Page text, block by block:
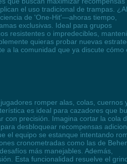
el uso tradicional de trampas.
de 'One-Hit'—ahoras tiempo,
exclusivas. Ideal para grupos
resistentes o impredecibles,
quieras probar nuevas
a la comunidad que ya discute cómo
romper alas, colas, cuernos
es ideal para cazadores que
con precisión. Imagina cortar la cola
desbloquear recompensas
el equipo se estanque intentando
cronometradas como las de
más manejables. Además,
Esta funcionalidad resuelve el